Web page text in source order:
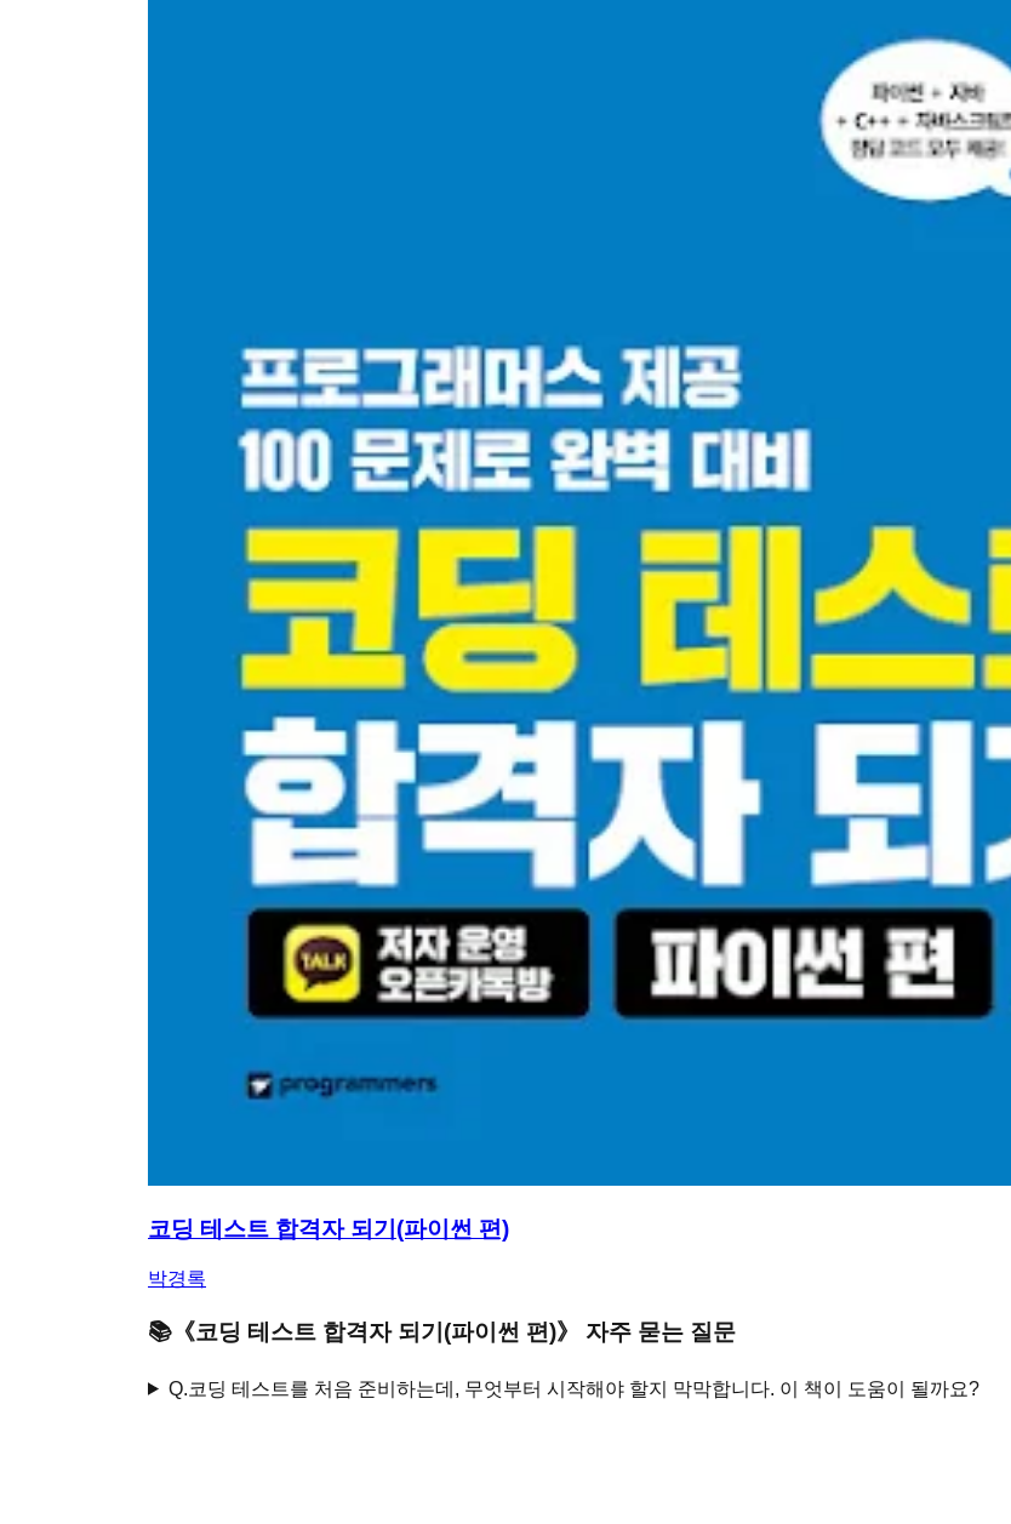
코딩 테스트 합격자 되기(파이썬 편)
박경록
📚 《코딩 테스트 합격자 되기(파이썬 편)》 자주 묻는 질문
Q.코딩 테스트를 처음 준비하는데, 무엇부터 시작해야 할지 막막합니다. 이 책이 도움이 될까요?